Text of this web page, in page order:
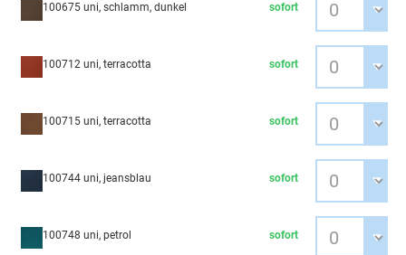
100675 uni, schlamm, dunkel sofort
100712 uni, terracotta sofort
100715 uni, terracotta sofort
100744 uni, jeansblau sofort
100748 uni, petrol sofort